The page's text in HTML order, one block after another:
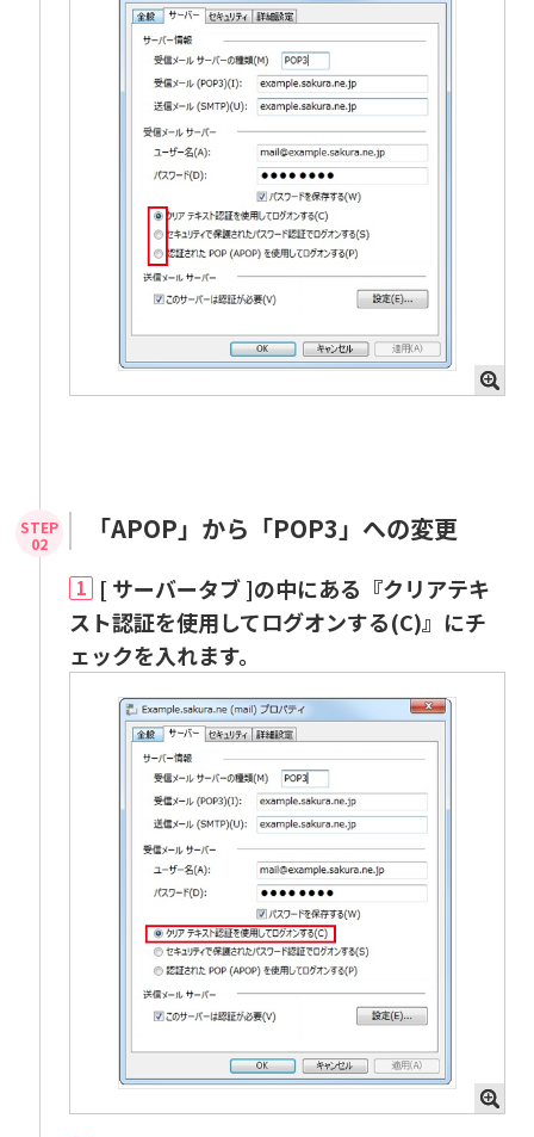
「APOP」から「POP3」への変更
1
[ サーバータブ ]の中にある『クリアテキ
スト認証を使用してログオンする(C)』にチ
ェックを入れます。